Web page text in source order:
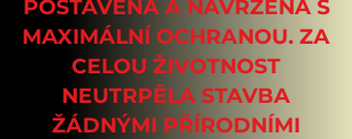
POSTAVENA A NAVRŽENA S
MAXIMÁLNÍ OCHRANOU. ZA
CELOU ŽIVOTNOST
NEUTRPĚLA STAVBA
ŽÁDNÝMI PŘÍRODNÍMI